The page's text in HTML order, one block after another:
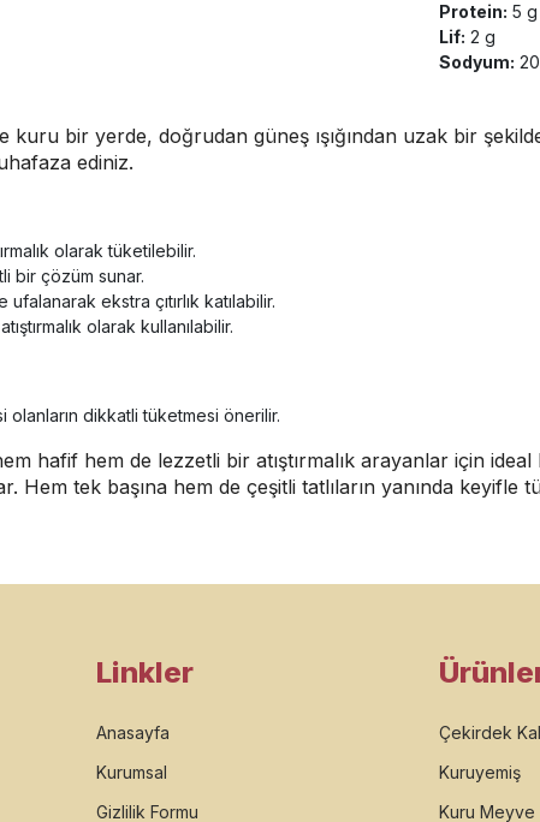
Protein: 5 g
Lif: 2 g
Sodyum:
kuru bir yerde, doğrudan güneş ışığından uzak bir
ediniz.
olarak tüketilebilir.
bir çözüm sunar.
ekstra çıtırlık katılabilir.
olarak kullanılabilir.
olanların dikkatli tüketmesi önerilir.
hafif hem de lezzetli bir atıştırmalık arayanlar için
Hem tek başına hem de çeşitli tatlıların yanında keyifle
Linkler
Anasayfa
Kurumsal
Gizlilik Formu
Çekirdek
Kuruyemiş
Kuru Meyve